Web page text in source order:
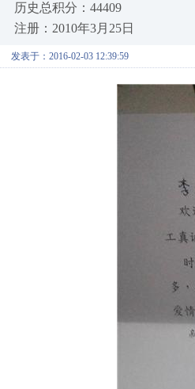
历史总积分：44409
注册：2010年3月25日
发表于：2016-02-03 12:39:59